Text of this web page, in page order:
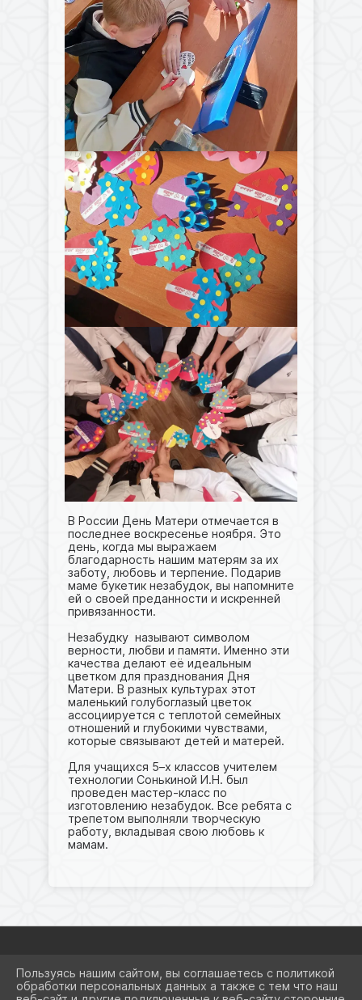
В России День Матери отмечается в
последнее воскресенье ноября. Это
день, когда мы выражаем
благодарность нашим матерям за их
заботу, любовь и терпение. Подарив
маме букетик незабудок, вы напомните
ей о своей преданности и искренней
привязанности.
Незабудку называют символом
верности, любви и памяти. Именно эти
качества делают её идеальным
цветком для празднования Дня
Матери. В разных культурах этот
маленький голубоглазый цветок
ассоциируется с теплотой семейных
отношений и глубокими чувствами,
которые связывают детей и матерей.
Для учащихся 5–х классов учителем
технологии Сонькиной И.Н. был
проведен мастер-класс по
изготовлению незабудок. Все ребята с
трепетом выполняли творческую
работу, вкладывая свою любовь к
мамам.
2026 Г. SCHOOL8KRSRM.RU
ВХОД
Пользуясь нашим сайтом, вы соглашаетесь с политикой
обработки персональных данных а также с тем что наш